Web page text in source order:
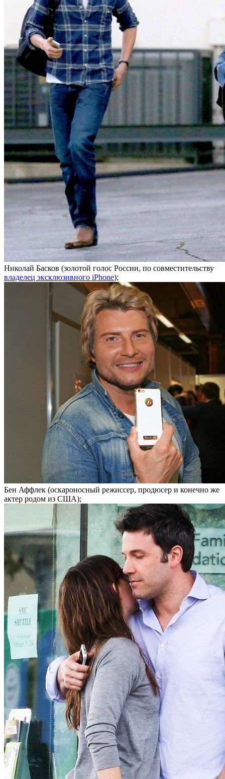
Николай Басков (золотой голос России, по совместительству
владелец эксклюзивного iPhone);
Бен Аффлек (оскароносный режиссер, продюсер и конечно же
актер родом из США);